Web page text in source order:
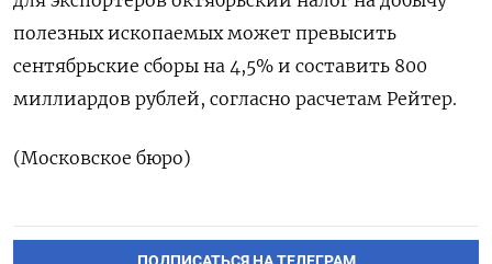
полезных ископаемых может превысить
сентябрьские сборы на 4,5% и составить 800
миллиардов рублей, согласно расчетам Рейтер.
(Московское бюро)